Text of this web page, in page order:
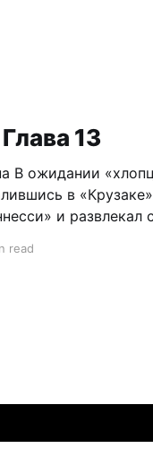
13
в
и развлекал
собачье
read